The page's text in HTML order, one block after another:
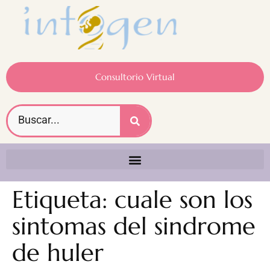
Consultorio Virtual
Etiqueta: cuale son los
sintomas del sindrome
de huler